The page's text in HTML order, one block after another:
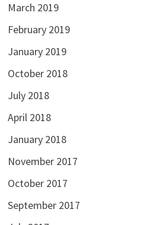
March 2019
February 2019
January 2019
October 2018
July 2018
April 2018
January 2018
November 2017
October 2017
September 2017